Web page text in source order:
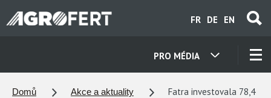
EN
DE
FR
PRO MÉDIA
Domů Akce a aktuality
Fatra investovala 78,4